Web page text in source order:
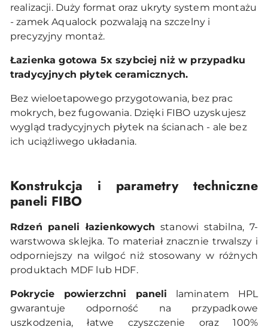
realizacji. Duży format oraz ukryty system montażu
- zamek Aqualock pozwalają na szczelny i
precyzyjny montaż.
Łazienka gotowa 5x szybciej niż w przypadku
tradycyjnych płytek ceramicznych.
Bez wieloetapowego przygotowania, bez prac
mokrych, bez fugowania. Dzięki FIBO uzyskujesz
wygląd tradycyjnych płytek na ścianach - ale bez
ich uciążliwego układania.
Konstrukcja i parametry techniczne
paneli FIBO
Rdzeń paneli łazienkowych stanowi stabilna, 7-
warstwowa sklejka. To materiał znacznie trwalszy i
odporniejszy na wilgoć niż stosowany w różnych
produktach MDF lub HDF.
Pokrycie powierzchni paneli laminatem HPL
gwarantuje odporność na przypadkowe
uszkodzenia, łatwe czyszczenie oraz 100%